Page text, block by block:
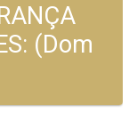
(Dom